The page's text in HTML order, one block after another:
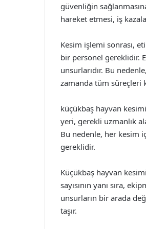
güvenliğin
hareket etmesi, iş
Kesim işlemi sonrası,
bir personel gereklidir.
unsurlarıdır. Bu
zamanda tüm süreçleri
küçükbaş hayvan
yeri, gerekli uzmanlık
Bu nedenle, her kesim
gereklidir.
Küçükbaş hayvan
sayısının yanı sıra,
unsurların bir arada
taşır.